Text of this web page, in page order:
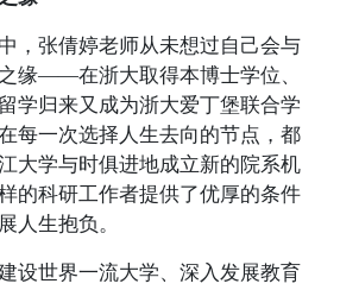
，张倩婷老师从未想过自己会与
缘——在浙大取得本博士学位、
学归来又成为浙大爱丁堡联合学
每一次选择人生去向的节点，都
大学与时俱进地成立新的院系机
的科研工作者提供了优厚的条件
人生抱负。
设世界一流大学、深入发展教育